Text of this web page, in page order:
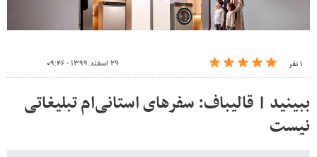
۱ نفر ۲۹ اسفند ۱۳۹۹ - ۰۹:۴۶
ببینید | قالیباف: سفرهای استانی‌ام تبلیغاتی
نیست